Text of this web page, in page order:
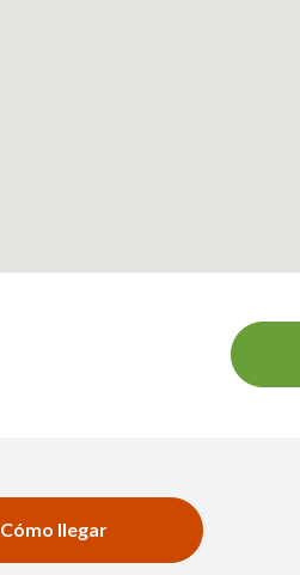
Cómo llegar